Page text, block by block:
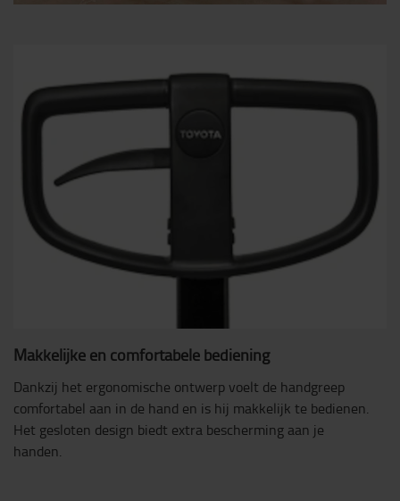
Makkelijke en comfortabele bediening
Dankzij het ergonomische ontwerp voelt de handgreep
comfortabel aan in de hand en is hij makkelijk te bedienen.
Het gesloten design biedt extra bescherming aan je
handen.